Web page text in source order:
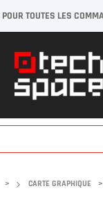
POUR TOUTES LES
> CARTE GRAPHIQUE >